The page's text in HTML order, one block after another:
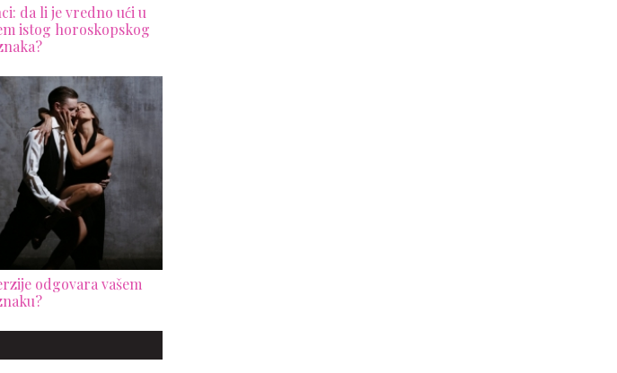
da li je vredno ući u
istog horoskopskog
odgovara vašem